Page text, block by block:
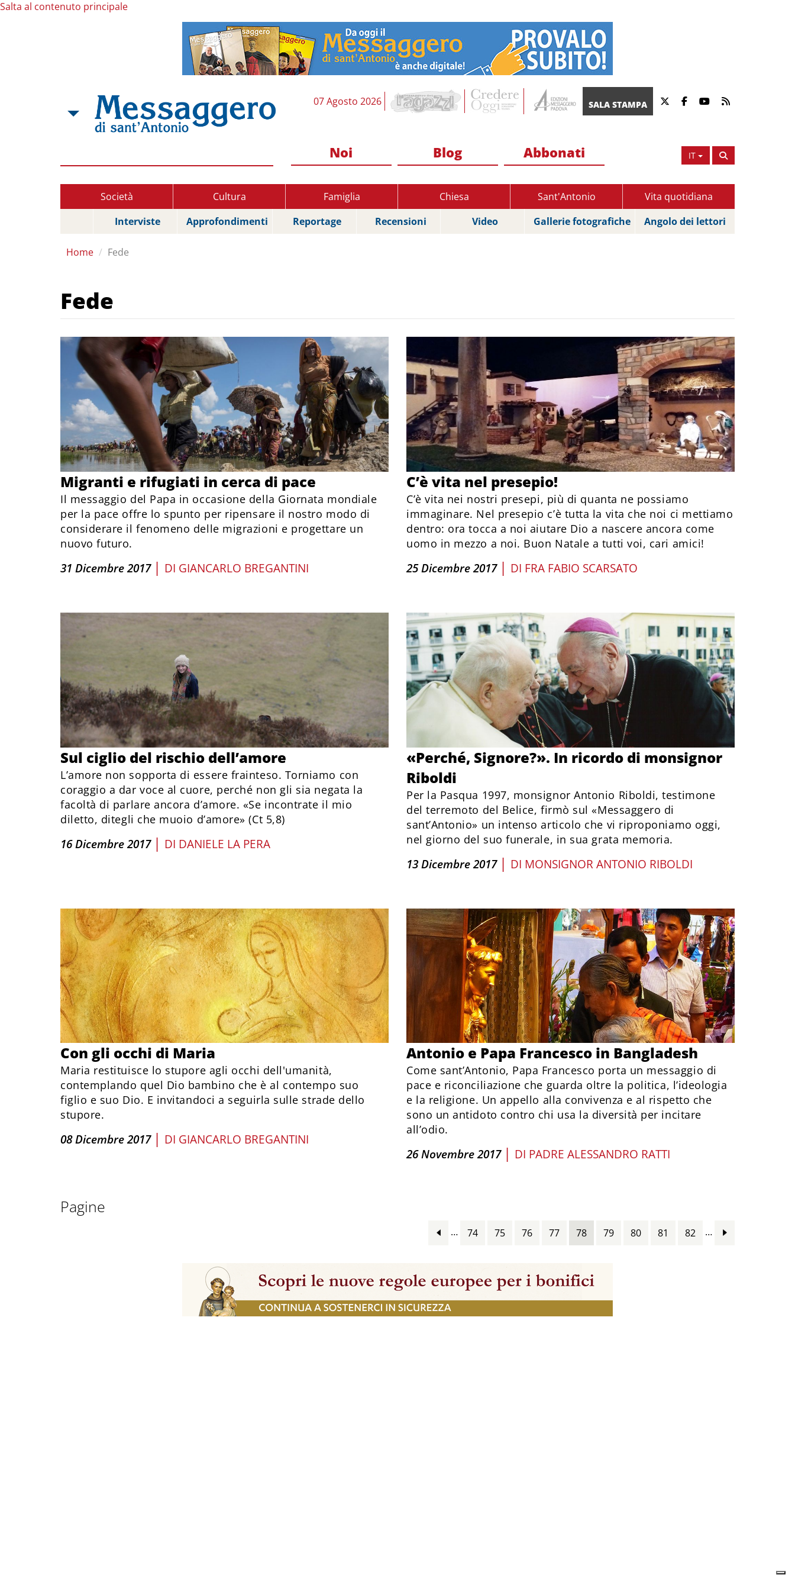
Salta al contenuto principale
07 Agosto 2026 SALA STAMPA
IT
Noi Blog Abbonati
Società Cultura Famiglia Chiesa Sant'Antonio
Vita quotidiana
Interviste
Approfondimenti Reportage Recensioni Video Gallerie fotografiche Angolo dei lettori
Home Fede
Fede
Migranti e rifugiati in cerca di pace
Il messaggio del Papa in occasione della Giornata mondiale
per la pace offre lo spunto per ripensare il nostro modo di
considerare il fenomeno delle migrazioni e progettare un
nuovo futuro.
31 Dicembre 2017 | DI GIANCARLO BREGANTINI
C’è vita nel presepio!
C’è vita nei nostri presepi, più di quanta ne possiamo
immaginare. Nel presepio c’è tutta la vita che noi ci mettiamo
dentro: ora tocca a noi aiutare Dio a nascere ancora come
uomo in mezzo a noi. Buon Natale a tutti voi, cari amici!
25 Dicembre 2017 | DI FRA FABIO SCARSATO
Sul ciglio del rischio dell’amore
L’amore non sopporta di essere frainteso. Torniamo con
coraggio a dar voce al cuore, perché non gli sia negata la
facoltà di parlare ancora d’amore. «Se incontrate il mio
diletto, ditegli che muoio d’amore» (Ct 5,8)
16 Dicembre 2017 | DI DANIELE LA PERA
«Perché, Signore?». In ricordo di monsignor
Riboldi
Per la Pasqua 1997, monsignor Antonio Riboldi, testimone
del terremoto del Belice, firmò sul «Messaggero di
sant’Antonio» un intenso articolo che vi riproponiamo oggi,
nel giorno del suo funerale, in sua grata memoria.
13 Dicembre 2017 | DI MONSIGNOR ANTONIO RIBOLDI
Con gli occhi di Maria
Maria restituisce lo stupore agli occhi dell'umanità,
contemplando quel Dio bambino che è al contempo suo
figlio e suo Dio. E invitandoci a seguirla sulle strade dello
stupore.
08 Dicembre 2017 | DI GIANCARLO BREGANTINI
Antonio e Papa Francesco in Bangladesh
Come sant’Antonio, Papa Francesco porta un messaggio di
pace e riconciliazione che guarda oltre la politica, l’ideologia
e la religione. Un appello alla convivenza e al rispetto che
sono un antidoto contro chi usa la diversità per incitare
all’odio.
26 Novembre 2017 | DI PADRE ALESSANDRO RATTI
Pagine
… 74 75 76 77 78 79 80 81 82 …